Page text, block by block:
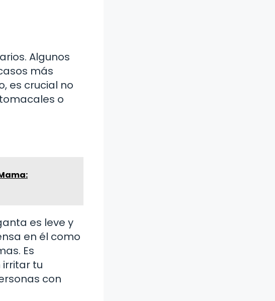
Algunos
más
es crucial no
o
es leve y
en él como
Es
irritar tu
con